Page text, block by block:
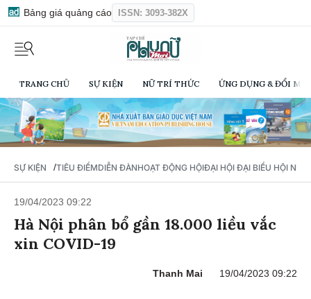
Bảng giá quảng cáo ISSN: 3093-382X
TRANG CHỦ SỰ KIỆN NỮ TRÍ THỨC ỨNG DỤNG & ĐỔI
SỰ KIỆN / TIÊU ĐIỂMDIỄN ĐÀNHOẠT ĐỘNG HỘIĐẠI HỘI ĐẠI BIỂU HỘI NỮ
19/04/2023 09:22
Hà Nội phân bổ gần 18.000 liều vắc
xin COVID-19
Thanh Mai 19/04/2023 09:22